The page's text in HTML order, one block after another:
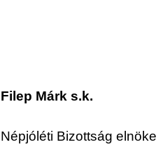
Filep Márk s.k.
Népjóléti Bizottság elnöke